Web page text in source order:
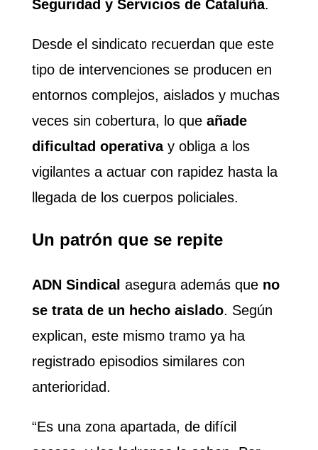
Seguridad y Servicios de Cataluña.
Desde el sindicato recuerdan que este
tipo de intervenciones se producen en
entornos complejos, aislados y muchas
veces sin cobertura, lo que añade
dificultad operativay obliga a los
vigilantes a actuar con rapidez hasta la
llegada de los cuerpos policiales.
Un patrón que se repite
ADN Sindical asegura además que no
se trata de un hecho aislado. Según
explican, este mismo tramo ya ha
registrado episodios similares con
anterioridad.
“Es una zona apartada, de difícil